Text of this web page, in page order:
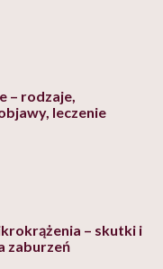
– rodzaje,
leczenie
– skutki i
zaburzeń